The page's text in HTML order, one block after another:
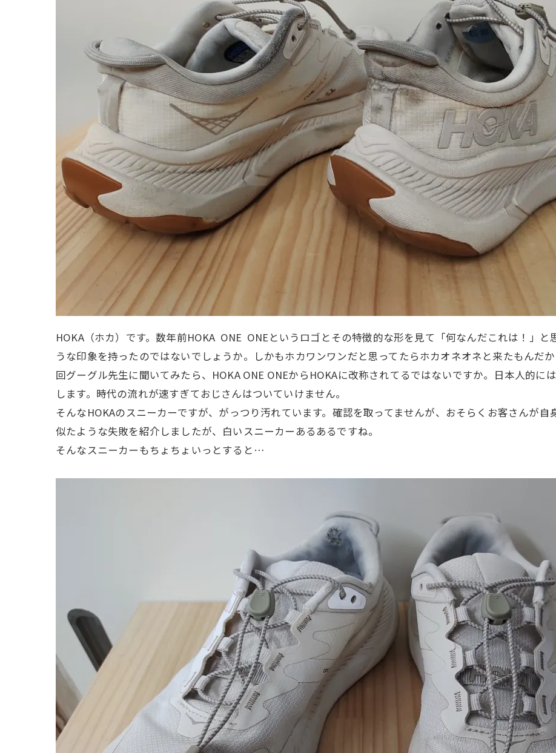
HOKA（ホカ）です。数年前HOKA ONE ONEというロゴとその特徴的な形を見て「何なんだこれは！」と
うな印象を持ったのではないでしょうか。しかもホカワンワンだと思ってたらホカオネオネと来たもんだ
回グーグル先生に聞いてみたら、HOKA ONE ONEからHOKAに改称されてるではないですか。日本人的に
します。時代の流れが速すぎておじさんはついていけません。
そんなHOKAのスニーカーですが、がっつり汚れています。確認を取ってませんが、おそらくお客さんが
似たような失敗を紹介しましたが、白いスニーカーあるあるですね。
そんなスニーカーもちょちょいっとすると…